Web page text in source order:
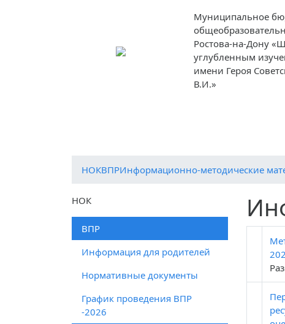
Муниципальное
Ростова-на-Дону
углубленным
имени Героя
В.И.»
НОКВПРИнформационно-методические
НОК
ВПР
Информация для родителей
Нормативные документы
График проведения ВПР
-2026